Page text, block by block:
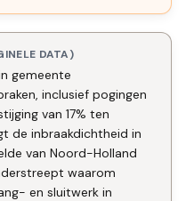
DATA)
gemeente
inclusief pogingen
van 17% ten
de inbraakdichtheid in
van Noord-Holland
waarom
en sluitwerk in